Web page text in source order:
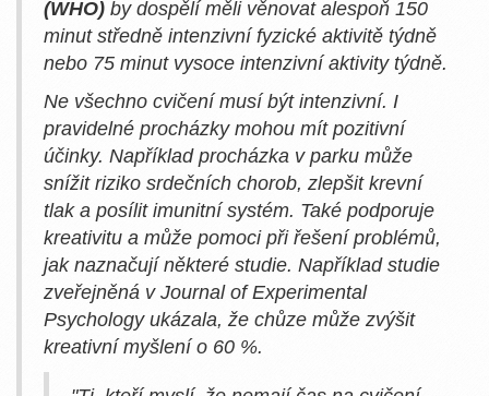
(WHO) by dospělí měli věnovat alespoň 150
minut středně intenzivní fyzické aktivitě týdně
nebo 75 minut vysoce intenzivní aktivity týdně.
Ne všechno cvičení musí být intenzivní. I
pravidelné procházky mohou mít pozitivní
účinky. Například procházka v parku může
snížit riziko srdečních chorob, zlepšit krevní
tlak a posílit imunitní systém. Také podporuje
kreativitu a může pomoci při řešení problémů,
jak naznačují některé studie. Například studie
zveřejněná v Journal of Experimental
Psychology ukázala, že chůze může zvýšit
kreativní myšlení o 60 %.